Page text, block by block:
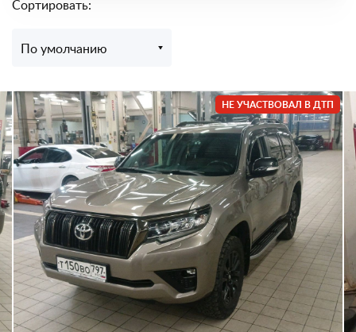
Сортировать:
По умолчанию
НЕ УЧАСТВОВАЛ В ДТП